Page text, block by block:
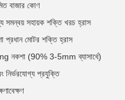
বাজার কোণ
সমন্বয় সহায়ক শক্তি খরচ হ্রাস
প্রধান মোটর শক্তি হ্রাস
নকশা (90% 3-5mm ব্যাসার্ধে)
নির্ভরযোগ্য প্রযুক্তি